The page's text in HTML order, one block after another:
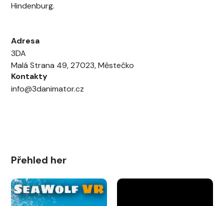
Hindenburg.
Adresa
3DA
Malá Strana 49, 27023, Městečko
Kontakty
info@3danimator.cz
Přehled her